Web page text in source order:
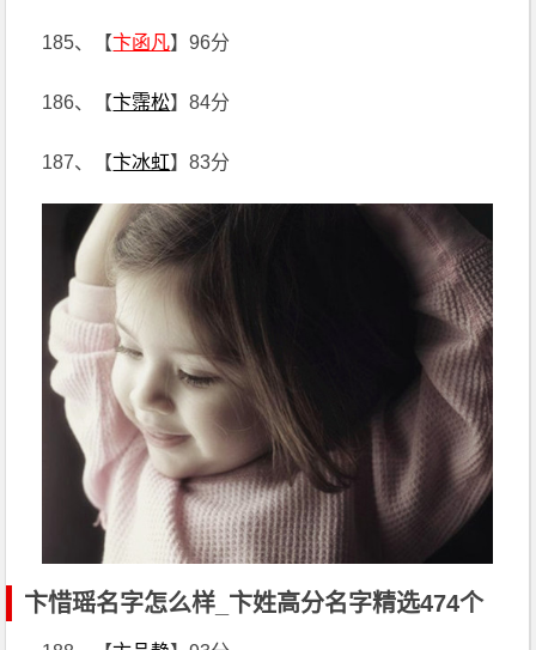
185、【卞函凡】96分
186、【卞霈松】84分
187、【卞冰虹】83分
卞惜瑶名字怎么样_卞姓高分名字精选474个